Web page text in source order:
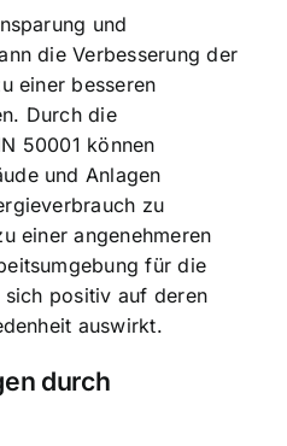
und
die Verbesserung der
einer besseren
Durch die
50001 können
und Anlagen
zu
einer angenehmeren
für die
positiv auf deren
auswirkt.
durch